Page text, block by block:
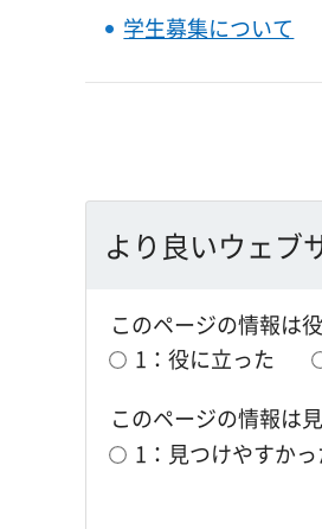
学生募集について
より良いウェブ
このページの情報は
1：役に立った
このページの情報は
1：見つけやすか